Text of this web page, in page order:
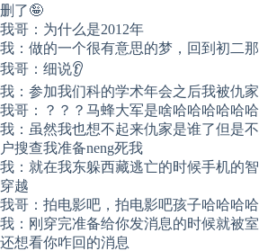
删了🤪
我哥：为什么是2012年
我：做的一个很有意思的梦，回到初二
我哥：细说👂
我：参加我们科的学术年会之后我被仇
我哥：？？？马蜂大军是啥哈哈哈哈哈哈
我：虽然我也想不起来仇家是谁了但是
户搜查我准备neng死我
我：就在我东躲西藏逃亡的时候手机的
穿越
我哥：拍电影吧，拍电影吧孩子哈哈哈
我：刚穿完准备给你发消息的时候就被
还想看你咋回的消息